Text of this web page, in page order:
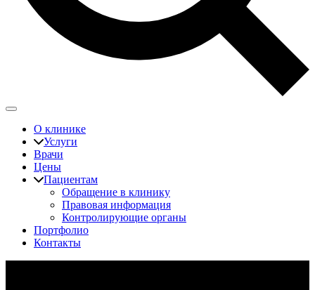
О клинике
Услуги
Врачи
Цены
Пациентам
Обращение в клинику
Правовая информация
Контролирующие органы
Портфолио
Контакты